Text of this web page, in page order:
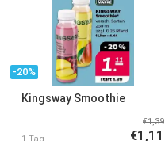
-20%
Kingsway Smoothie
1 Tag
€1,39
€1,11